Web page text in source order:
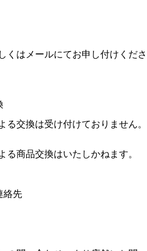
くはメールにてお申し付けくださ
る交換は受け付けておりません。
る商品交換はいたしかねます。
絡先